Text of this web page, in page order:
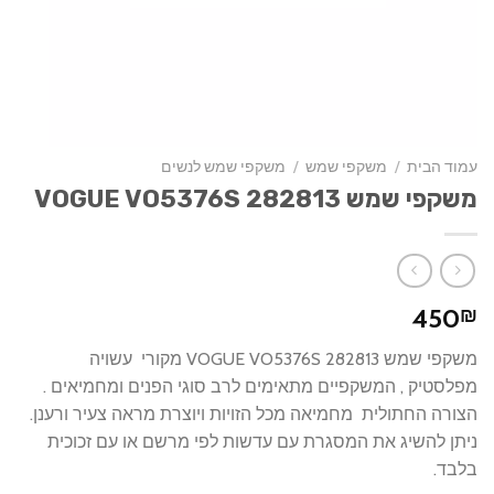
עמוד הבית / משקפי שמש / משקפי שמש לנשים
משקפי שמש VOGUE VO5376S 282813
450₪
משקפי שמש VOGUE VO5376S 282813 מקורי עשויה
מפלסטיק , המשקפיים מתאימים לרב סוגי הפנים ומחמיאים .
הצורה החתולית מחמיאה מכל הזויות ויוצרת מראה צעיר ורענן.
ניתן להשיג את המסגרת עם עדשות לפי מרשם או עם זכוכית
בלבד.